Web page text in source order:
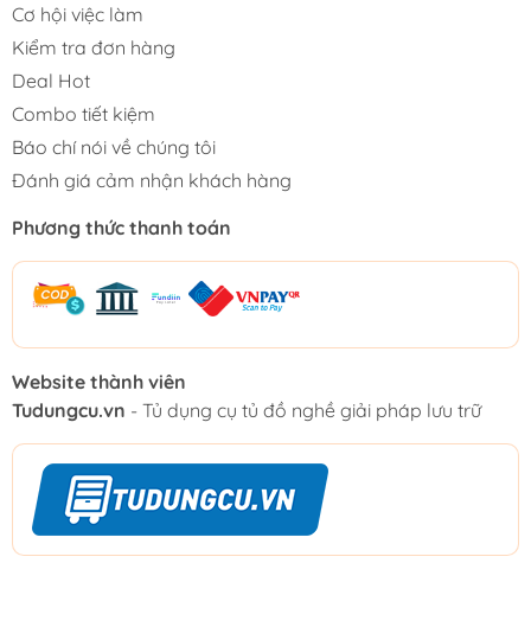
Cơ hội việc làm
Kiểm tra đơn hàng
Deal Hot
Combo tiết kiệm
Báo chí nói về chúng tôi
Đánh giá cảm nhận khách hàng
Phương thức thanh toán
Website thành viên
Tudungcu.vn - Tủ dụng cụ tủ đồ nghề giải pháp lưu trữ